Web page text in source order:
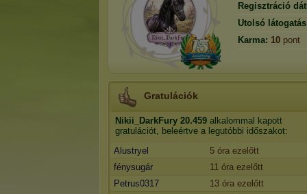
Regisztráció
Utolsó
Karma: 10 pont
Gratulációk
Nikii_DarkFury 20.459 alkalommal kapott
gratulációt, beleértve a legutóbbi időszakot:
Alustryel
5 óra ezelőtt
fénysugár
11 óra ezelőtt
Petrus0317
13 óra ezelőtt